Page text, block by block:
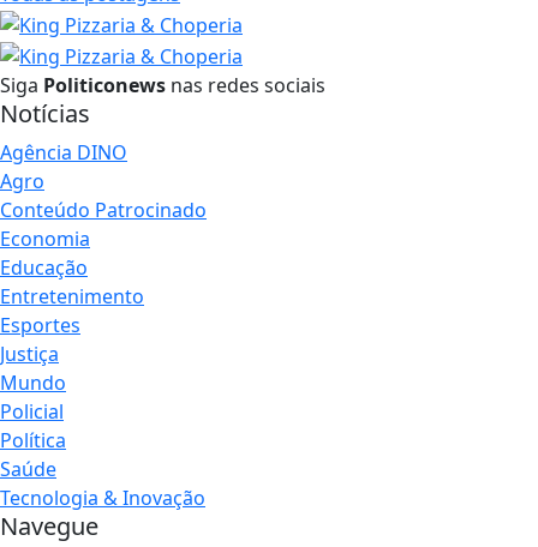
Siga Politiconews nas redes sociais
Notícias
Agência DINO
Agro
Conteúdo Patrocinado
Economia
Educação
Entretenimento
Esportes
Justiça
Mundo
Policial
Política
Saúde
Tecnologia & Inovação
Navegue